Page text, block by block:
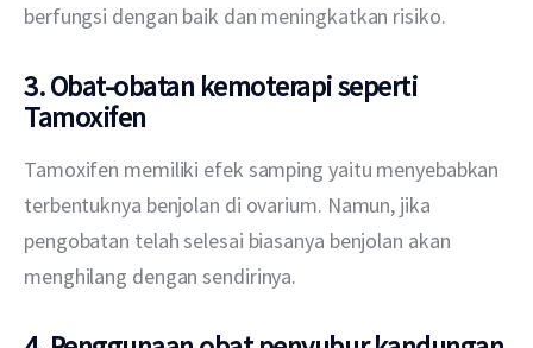
berfungsi dengan baik dan meningkatkan risiko.
3. Obat-obatan kemoterapi seperti
Tamoxifen
Tamoxifen memiliki efek samping yaitu menyebabkan
terbentuknya benjolan di ovarium. Namun, jika
pengobatan telah selesai biasanya benjolan akan
menghilang dengan sendirinya.